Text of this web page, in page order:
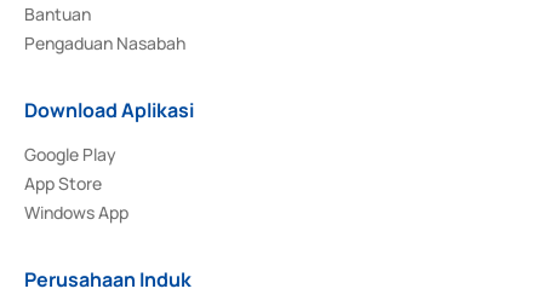
Bantuan
Pengaduan Nasabah
Download Aplikasi
Google Play
App Store
Windows App
Perusahaan Induk